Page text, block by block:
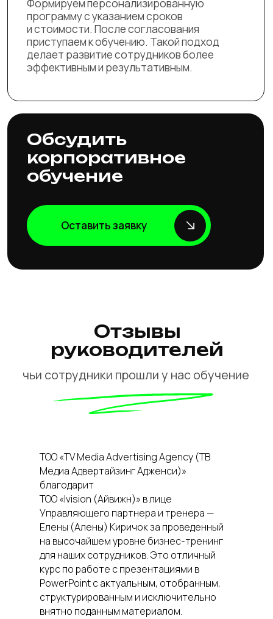
ТОО «TV Media Advertising Agency (ТВ
Медиа Адвертайзинг Адженси)»
благодарит
ТОО «Ivision (Айвижн)» в лице
Управляющего партнера и тренера —
Елены (Алены) Киричок за проведенный
на высочайшем уровне бизнес-тренинг
для наших сотрудников. Это отличный
курс по работе с презентациями в
PowerPoint с актуальным, отобранным,
структурированным и исключительно
внятно поданным материалом.
Примеры слайдов,
которые оформили
участники обучения
прямо на занятиях